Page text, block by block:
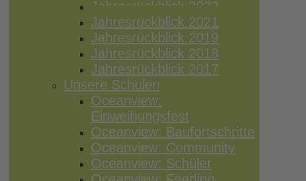
Jahresrückblick 2022
Jahresrückblick 2021
Jahresrückblick 2019
Jahresrückblick 2018
Jahresrückblick 2017
Unsere Schulen
Oceanview:
Einweihungsfest
Oceanview: Baufortschritte
Oceanview: Community
Oceanview: Schüler